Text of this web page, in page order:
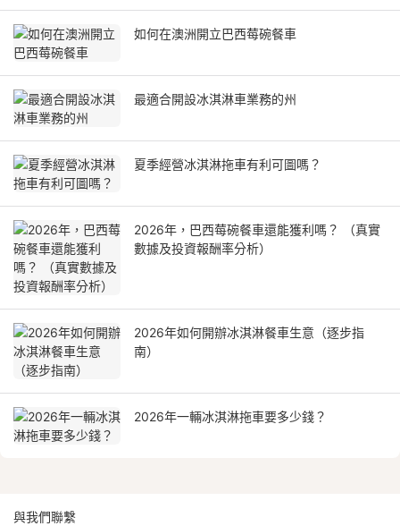
如何在澳洲開立巴西莓碗餐車
最適合開設冰淇淋車業務的州
夏季經營冰淇淋拖車有利可圖嗎？
2026年，巴西莓碗餐車還能獲利嗎？ （真實
數據及投資報酬率分析）
2026年如何開辦冰淇淋餐車生意（逐步指
南）
2026年一輛冰淇淋拖車要多少錢？
與我們聯繫